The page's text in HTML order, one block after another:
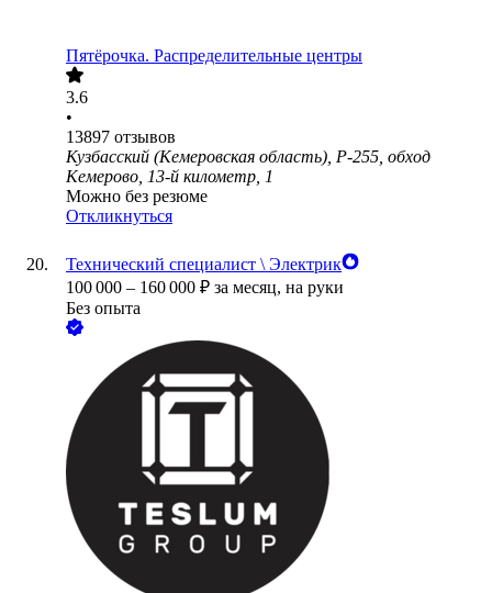
Пятёрочка. Распределительные центры
3.6
•
13897 отзывов
Кузбасский (Кемеровская область), Р-255, обход
Кемерово, 13-й километр, 1
Можно без резюме
Откликнуться
Технический специалист \ Электрик
100 000 – 160 000 ₽ за месяц, на руки
Без опыта